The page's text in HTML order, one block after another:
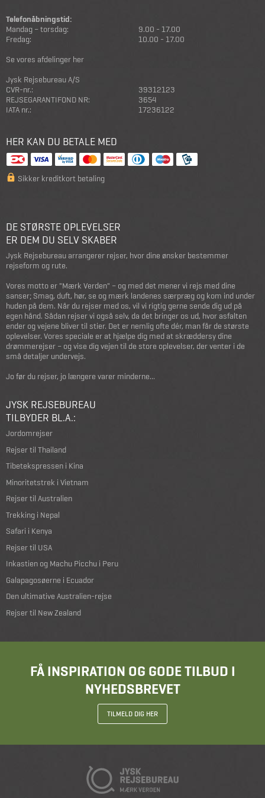
Telefonåbningstid:
Mandag – torsdag:
9.00 - 17.00
Fredag:
10.00 - 17.00
Se vores afdelinger her
Jysk Rejsebureau A/S
CVR-nr.:
39312123
REJSEGARANTIFOND NR:
3654
IATA nr.:
17236122
HER KAN DU BETALE MED
Sikker kreditkort betaling
DE STØRSTE OPLEVELSER
ER DEM DU SELV SKABER
Jysk Rejsebureau arrangerer rejser, hvor dine ønsker bestemmer
rejseform og rute.
Vores motto er "Mærk Verden" – og med det mener vi rejs med dine
sanser; Smag, duft, hør, se og mærk landenes særpræg og kom ind under
huden på dem. Når du rejser med os, vil vi rigtig gerne sende dig ud på
egen hånd. Sådan rejser vi også selv, da det bringer os ud, hvor asfalten
ender og vejene bliver til stier. Det er nemlig ofte dér, man får de største
oplevelser. Vores speciale er at hjælpe dig med at skræddersy dine
drømmerejser – og vise dig vejen til de store oplevelser, der venter i de
små detaljer undervejs.
Jo før du rejser, jo længere varer minderne...
JYSK REJSEBUREAU
TILBYDER BL.A.:
Jordomrejser
Rejser til Thailand
Tibetekspressen i Kina
Minoritetstrek i Vietnam
Rejser til Australien
Trekking i Nepal
Safari i Kenya
Rejser til USA
Inkastien og Machu Picchu i Peru
Galapagosøerne i Ecuador
Den ultimative Australien-rejse
Rejser til New Zealand
FÅ INSPIRATION OG GODE TILBUD I
NYHEDSBREVET
TILMELD DIG HER